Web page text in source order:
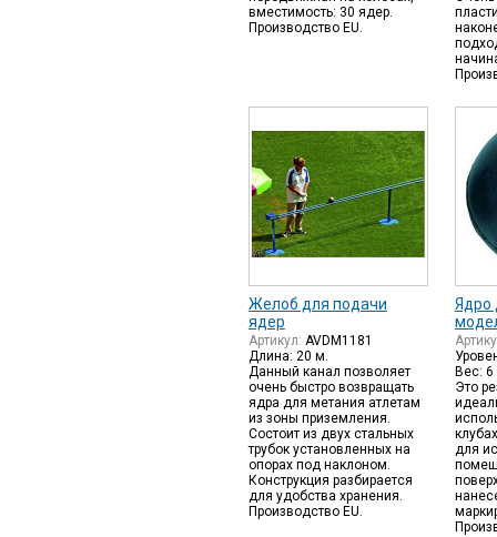
вместимость: 30 ядер.
Производство EU.
Желоб для подачи
ядер
Артикул: AVDM1181
Длина: 20 м.
Данный канал позволяет
очень быстро возвращать
ядра для метания атлетам
из зоны приземления.
Состоит из двух стальных
трубок установленных на
опорах под наклоном.
Конструкция разбирается
для удобства хранения.
Производство EU.
Ядро
Вес: 6
Это
для